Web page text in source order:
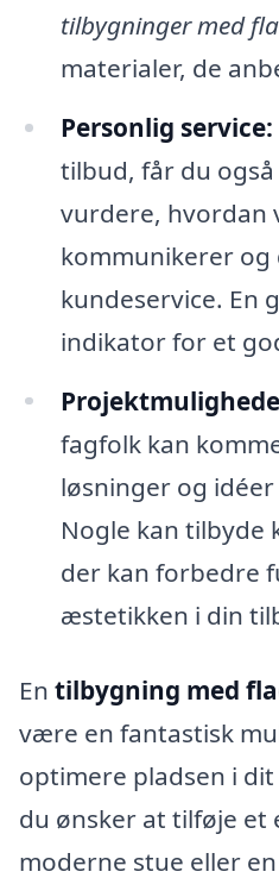
tilbygninger med
materialer, de
Personlig service:
tilbud, får du
vurdere, hvordan
kommunikerer og
kundeservice. En
indikator for et
fagfolk kan
løsninger og
Nogle kan tilbyde
der kan forbedre
æstetikken i din
En tilbygning med
være en fantastisk
optimere pladsen i
du ønsker at tilføje et
moderne stue eller